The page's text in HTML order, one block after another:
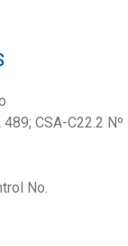
CSA-C22.2
No.